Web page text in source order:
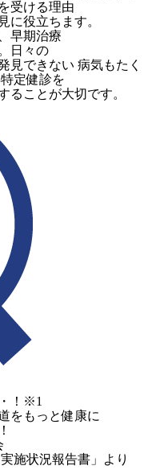
日々の
病気もたく
！ ※1
施状況報告書」より